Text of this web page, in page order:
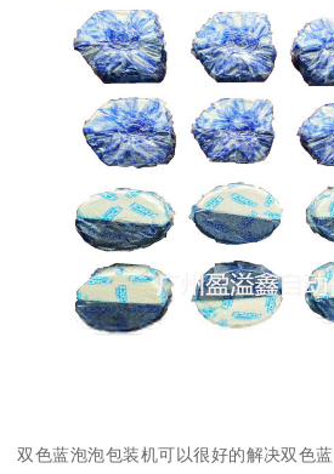
双色蓝泡泡包装机可以很好的解决双色